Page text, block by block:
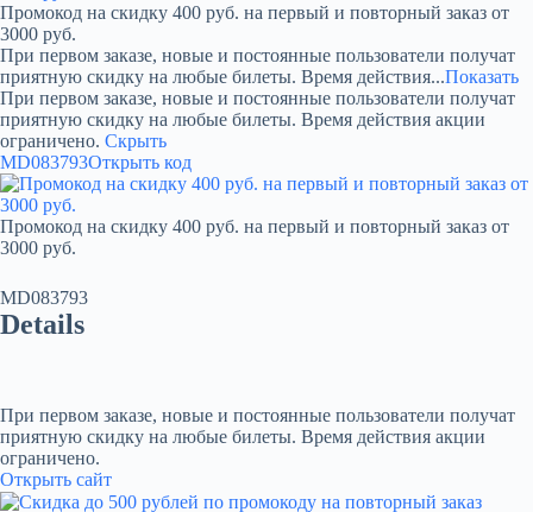
Промокод на скидку 400 руб. на первый и повторный заказ от
3000 руб.
При первом заказе, новые и постоянные пользователи получат
приятную скидку на любые билеты. Время действия...Показать
При первом заказе, новые и постоянные пользователи получат
приятную скидку на любые билеты. Время действия акции
ограничено. Скрыть
MD083793Открыть код
Промокод на скидку 400 руб. на первый и повторный заказ от
3000 руб.
MD083793
Details
При первом заказе, новые и постоянные пользователи получат
приятную скидку на любые билеты. Время действия акции
ограничено.
Открыть сайт